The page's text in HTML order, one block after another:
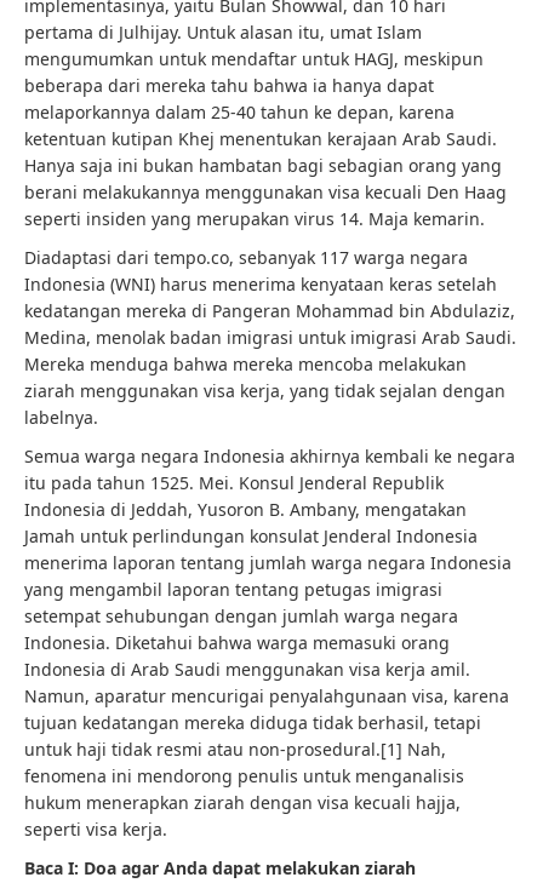
implementasinya, yaitu Bulan Showwal, dan 10 hari
pertama di Julhijay. Untuk alasan itu, umat Islam
mengumumkan untuk mendaftar untuk HAGJ, meskipun
beberapa dari mereka tahu bahwa ia hanya dapat
melaporkannya dalam 25-40 tahun ke depan, karena
ketentuan kutipan Khej menentukan kerajaan Arab Saudi.
Hanya saja ini bukan hambatan bagi sebagian orang yang
berani melakukannya menggunakan visa kecuali Den Haag
seperti insiden yang merupakan virus 14. Maja kemarin.
Diadaptasi dari tempo.co, sebanyak 117 warga negara
Indonesia (WNI) harus menerima kenyataan keras setelah
kedatangan mereka di Pangeran Mohammad bin Abdulaziz,
Medina, menolak badan imigrasi untuk imigrasi Arab Saudi.
Mereka menduga bahwa mereka mencoba melakukan
ziarah menggunakan visa kerja, yang tidak sejalan dengan
labelnya.
Semua warga negara Indonesia akhirnya kembali ke negara
itu pada tahun 1525. Mei. Konsul Jenderal Republik
Indonesia di Jeddah, Yusoron B. Ambany, mengatakan
Jamah untuk perlindungan konsulat Jenderal Indonesia
menerima laporan tentang jumlah warga negara Indonesia
yang mengambil laporan tentang petugas imigrasi
setempat sehubungan dengan jumlah warga negara
Indonesia. Diketahui bahwa warga memasuki orang
Indonesia di Arab Saudi menggunakan visa kerja amil.
Namun, aparatur mencurigai penyalahgunaan visa, karena
tujuan kedatangan mereka diduga tidak berhasil, tetapi
untuk haji tidak resmi atau non-prosedural.[1] Nah,
fenomena ini mendorong penulis untuk menganalisis
hukum menerapkan ziarah dengan visa kecuali hajja,
seperti visa kerja.
Baca I: Doa agar Anda dapat melakukan ziarah